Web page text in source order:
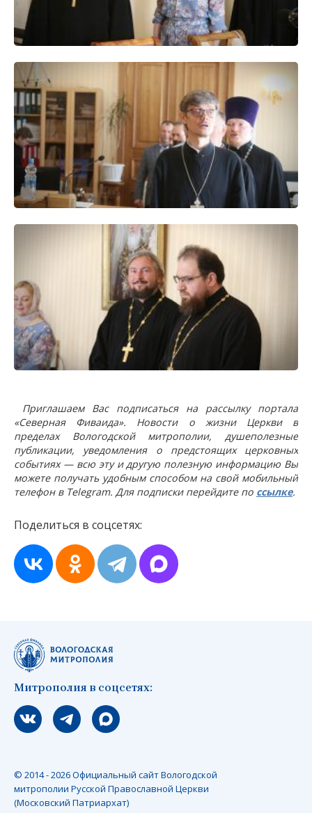
Приглашаем Вас подписаться на рассылку портала
«Северная Фиваида». Новости о жизни Церкви в
пределах Вологодской митрополии, душеполезные
публикации, уведомления о предстоящих церковных
событиях — всю эту и другую полезную информацию Вы
можете получать удобным способом на свой мобильный
телефон в Telegram. Для подписки перейдите по ссылке.
Поделиться в соцсетях:
Митрополия в соцсетях:
Мы вконтакте
Мы в telegram
Мы в Макс
© 2014 - 2026 Официальный сайт Вологодской
митрополии Русской Православной Церкви
(Московский Патриархат)